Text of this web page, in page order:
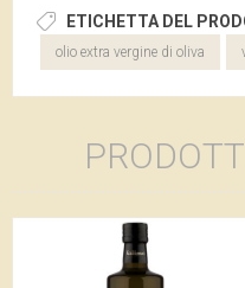
ETICHETTA DEL
olio extra vergine di oliva